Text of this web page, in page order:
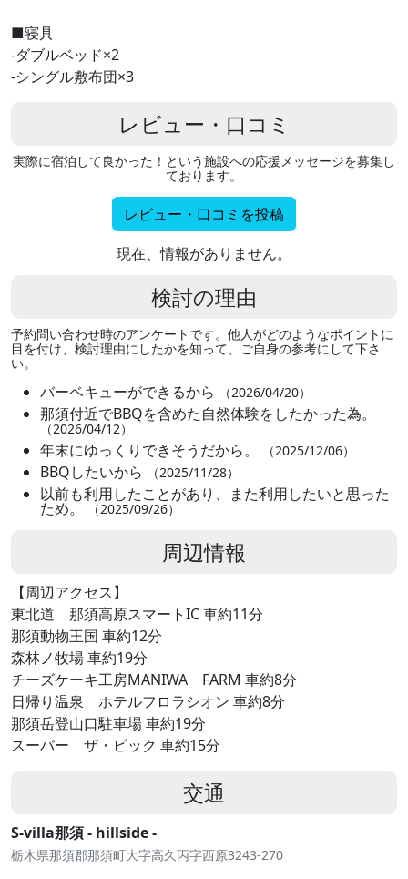
■寝具
‐ダブルベッド×2
‐シングル敷布団×3
レビュー・口コミ
実際に宿泊して良かった！という施設への応援メッセージを募集し
ております。
レビュー・口コミを投稿
現在、情報がありません。
検討の理由
予約問い合わせ時のアンケートです。他人がどのようなポイントに
目を付け、検討理由にしたかを知って、ご自身の参考にして下さ
い。
バーベキューができるから （2026/04/20）
那須付近でBBQを含めた自然体験をしたかった為。
（2026/04/12）
年末にゆっくりできそうだから。 （2025/12/06）
BBQしたいから （2025/11/28）
以前も利用したことがあり、また利用したいと思った
ため。 （2025/09/26）
周辺情報
【周辺アクセス】
東北道 那須高原スマートIC 車約11分
那須動物王国 車約12分
森林ノ牧場 車約19分
チーズケーキ工房MANIWA FARM 車約8分
日帰り温泉 ホテルフロラシオン 車約8分
那須岳登山口駐車場 車約19分
スーパー ザ・ビック 車約15分
交通
S-villa那須 - hillside -
栃木県那須郡那須町大字高久丙字西原3243-270